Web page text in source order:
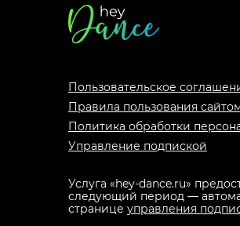
Футер
сайта
Пользовательское
Правила пользования
Политика обработки
Управление подпиской
Услуга «hey-dance.ru»
следующий период —
странице управления